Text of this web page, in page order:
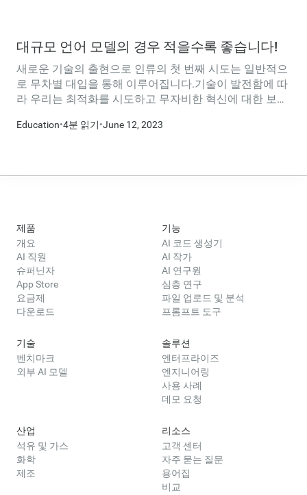
대규모 언어 모델의 경우 적을수록 좋습니다!
새로운 기술의 출현으로 인류의 첫 번째 시도는 일반적으
로 무차별 대입을 통해 이루어집니다.기술이 발전함에 따
라 우리는 최적화를 시도하고 무자비한 혁신에 대한 보다
Education•4분 읽기•June 12, 2023
제품
개요
AI 직원
슈퍼닌자
App Store
요금제
다운로드
기능
AI 코드 생성기
AI 작가
AI 연구원
심층 연구
파일 업로드 및 분석
프롬프트 도구
기술
벤치마크
외부 AI 모델
솔루션
엔터프라이즈
엔지니어링
사용 사례
데모 요청
산업
석유 및 가스
화학
제조
리소스
고객 센터
자주 묻는 질문
용어집
비교